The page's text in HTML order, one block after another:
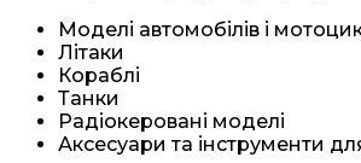
Моделі автомобілів і
Літаки
Кораблі
Танки
Радіокеровані моделі
Аксесуари та інструменти